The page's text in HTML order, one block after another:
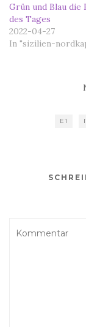
Grün und Blau die
des Tages
2022-04-27
In "sizilien-
E1